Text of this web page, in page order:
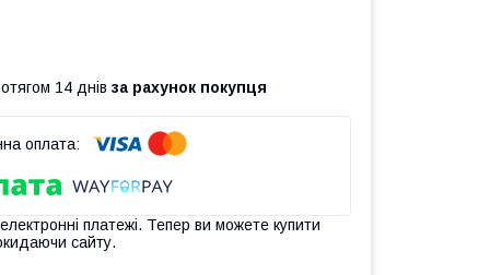
14 днів за рахунок покупця
платежі. Тепер ви можете купити
сайту.